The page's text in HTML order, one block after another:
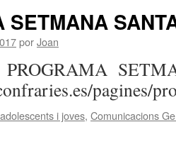
SETMANA
porJoan
pagines/
i joves, Comunicacions